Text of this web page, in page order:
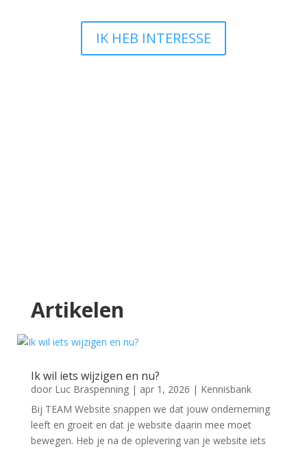
IK HEB INTERESSE
Artikelen
Ik wil iets wijzigen en nu?
door Luc Braspenning| apr 1, 2026 | Kennisbank
Bij TEAM Website snappen we dat jouw onderneming
leeft en groeit en dat je website daarin mee moet
bewegen. Heb je na de oplevering van je website iets